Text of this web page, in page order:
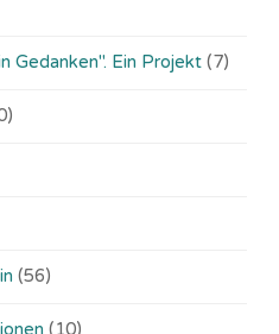
Gedanken". Ein Projekt (7)
(56)
(10)